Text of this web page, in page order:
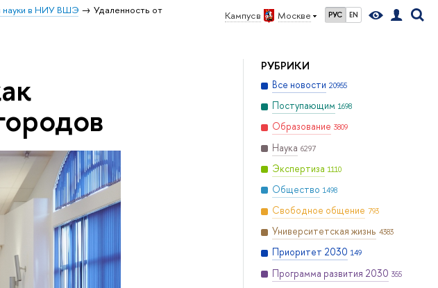
Кампус в Москве РУС EN
науки в НИУ ВШЭ
Удаленность от
РУБРИКИ
Все новости 20955
Поступающим 1698
Образование 3809
Наука 6297
Экспертиза 1110
Общество 1498
Свободное общение 793
Университетская жизнь 4383
Приоритет 2030 149
Программа развития 2030 355